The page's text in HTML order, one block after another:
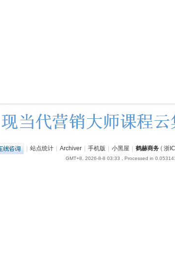
| 站点统计 | Archiver | 手机版 | 小黑屋 | 鹤赫商务 ( 浙
GMT+8, 2026-8-8 03:33 , Processed in